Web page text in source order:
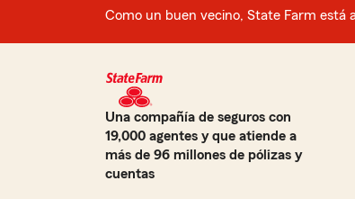
Como un buen vecino, State Farm está
Una compañía de seguros con
19,000 agentes y que atiende a
más de 96 millones de pólizas y
cuentas